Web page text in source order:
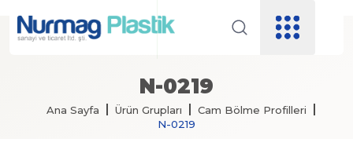
N-0219
Ana Sayfa Ürün Grupları
Cam Bölme Profilleri
N-0219